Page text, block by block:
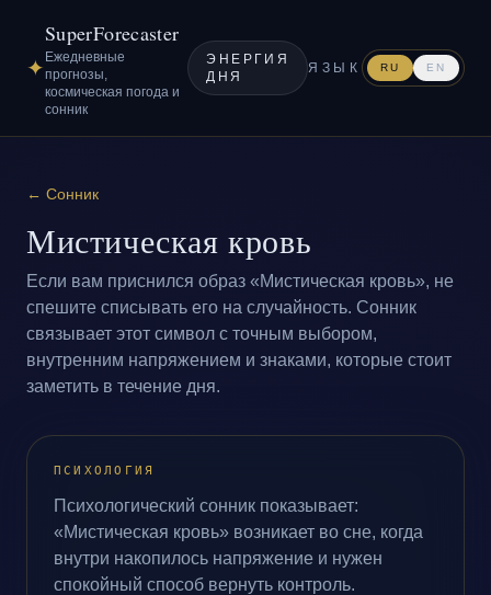
✦
SuperForecaster
Ежедневные
прогнозы,
космическая погода и
сонник
ЭНЕРГИЯ
ДНЯ
ЯЗЫК RU EN
← Сонник
Мистическая кровь
Если вам приснился образ «Мистическая кровь», не
спешите списывать его на случайность. Сонник
связывает этот символ с точным выбором,
внутренним напряжением и знаками, которые стоит
заметить в течение дня.
ПСИХОЛОГИЯ
Психологический сонник показывает:
«Мистическая кровь» возникает во сне, когда
внутри накопилось напряжение и нужен
спокойный способ вернуть контроль.